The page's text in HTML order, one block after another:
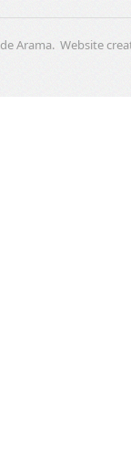
Arama. Website